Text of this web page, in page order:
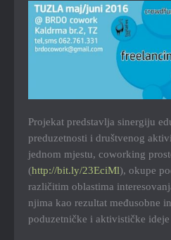
Projekat predstavlja sinergiju
preduzetnosti i društvenog
jednom mjestu, coworking
(http://bit.ly/23EciMl), okupe
različitim oblastima
njima kao rezultat međusobne
poduzetničke i aktivističke